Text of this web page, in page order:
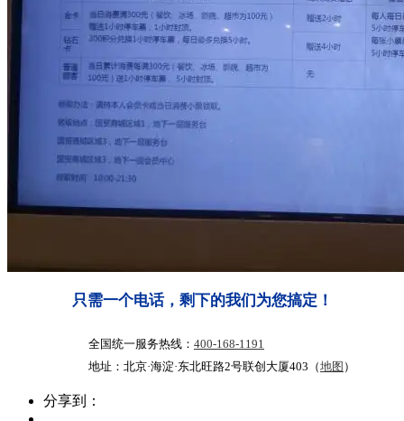
只需一个电话，剩下的我们为您搞定！
全国统一服务热线： 400-168-1191
地址：北京·海淀·东北旺路2号联创大厦403（地图 ）
分享到：